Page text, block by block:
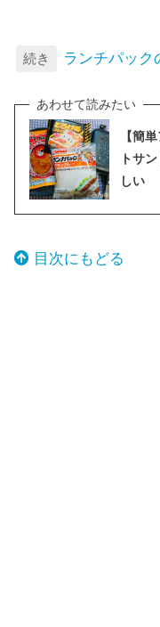
続き ランチパック
【簡
トサ
しい
目次にもどる